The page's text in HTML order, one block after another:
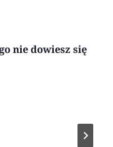
nie dowiesz się